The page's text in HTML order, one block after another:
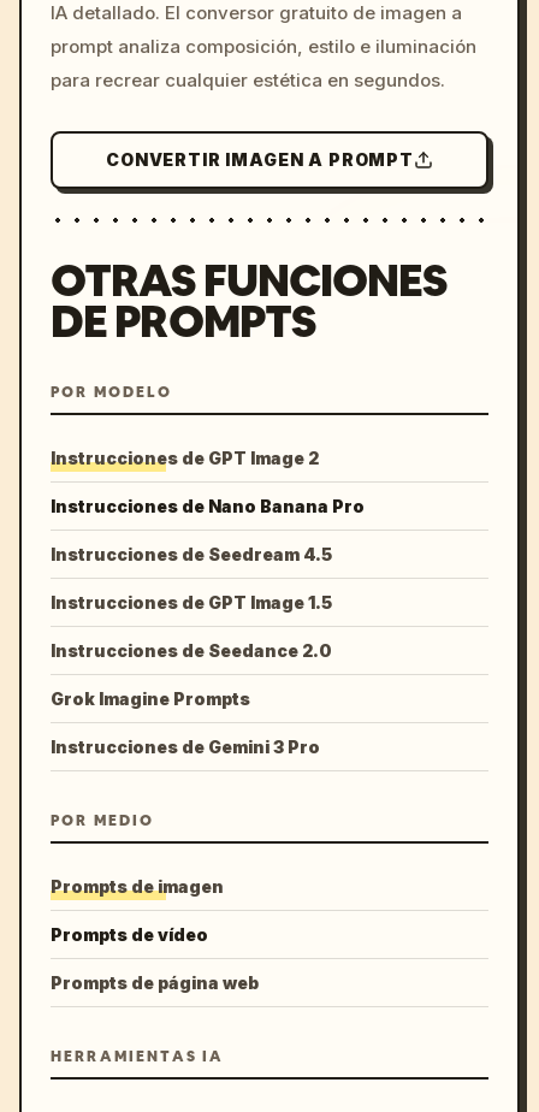
colors, 8k --v 6.0
IA detallado. El conversor gratuito de imagen a
prompt analiza composición, estilo e iluminación
para recrear cualquier estética en segundos.
CONVERTIR IMAGEN A PROMPT
OTRAS FUNCIONES
DE PROMPTS
POR MODELO
Instrucciones de GPT Image 2
Instrucciones de Nano Banana Pro
Instrucciones de Seedream 4.5
Instrucciones de GPT Image 1.5
Instrucciones de Seedance 2.0
Grok Imagine Prompts
Instrucciones de Gemini 3 Pro
POR MEDIO
Prompts de imagen
Prompts de vídeo
Prompts de página web
HERRAMIENTAS IA